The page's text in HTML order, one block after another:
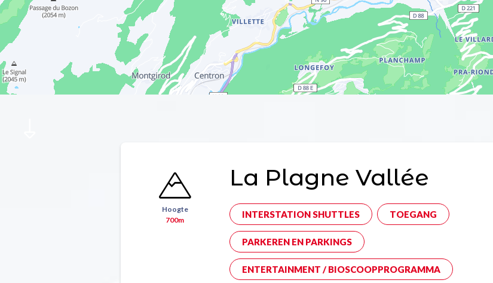
Hoogte
700m
La Plagne Vallée
INTERSTATION SHUTTLES TOEGANG
PARKEREN EN PARKINGS
ENTERTAINMENT / BIOSCOOPPROGRAMMA